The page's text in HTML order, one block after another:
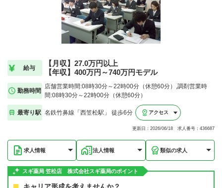
給与
【月収】27.0万円以上
【年収】400万円～740万円モデル
勤務時間
店舗営業時間:08時30分～22時00分（休憩60分）,調剤営業時
間:08時30分～22時00分（休憩60分）
最寄り駅 名鉄竹鼻線「西笠松駅」 徒歩6分 アクセス
更新日：2026/06/18 求人番号：436687
求人情報 法人情報 類似の求人
スギ薬局 笠松店 株式会社スギ薬局のポイント